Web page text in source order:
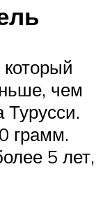
чем
грамм.
5 лет,